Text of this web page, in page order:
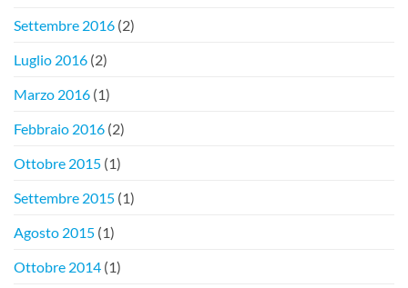
Settembre 2016 (2)
Luglio 2016 (2)
Marzo 2016 (1)
Febbraio 2016 (2)
Ottobre 2015 (1)
Settembre 2015 (1)
Agosto 2015 (1)
Ottobre 2014 (1)